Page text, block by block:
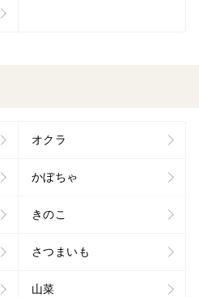
オクラ
かぼちゃ
きのこ
さつまいも
山菜